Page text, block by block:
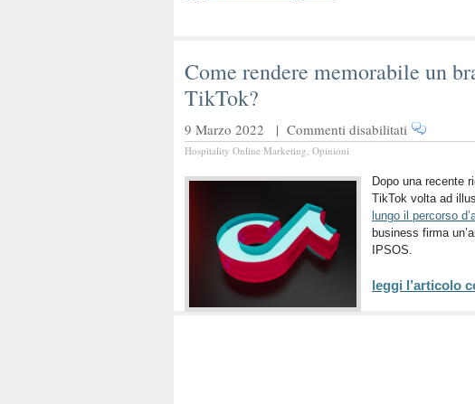
Come rendere memorabile un
TikTok?
9 Marzo 2022 | Commenti disabilitati su
Come
memorabile
un
brand
su
TikTok?
Hospitality Online Marketing, Opinioni
Dopo una recente
TikTok volta ad
lungo il percorso
business firma
IPSOS.
leggi l’articolo